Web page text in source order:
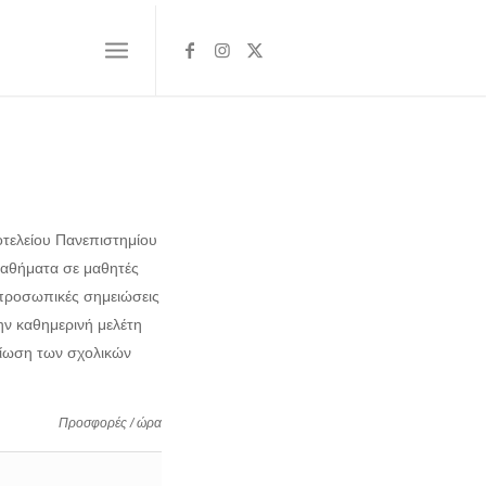
Πανεπιστημίου
σε μαθητές
σημειώσεις
καθημερινή μελέτη
των σχολικών
Προσφορές / ώρα